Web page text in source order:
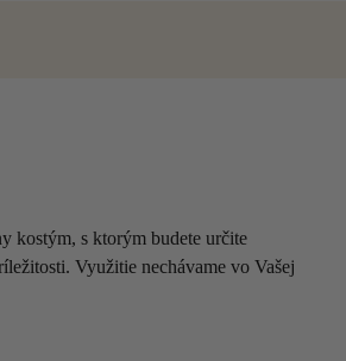
kostým, s ktorým budete určite
Využitie nechávame vo Vašej